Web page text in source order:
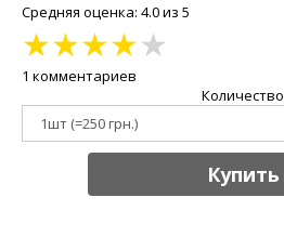
Средняя оценка: 4.0 из 5
★★★★★
1 комментариев
Количество
Купить